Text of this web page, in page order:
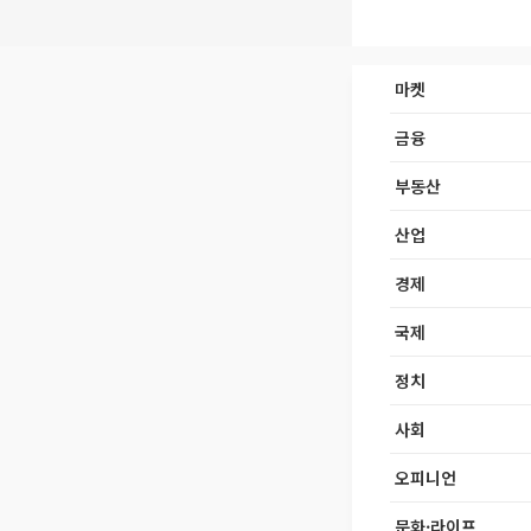
마켓
금융
부동산
산업
경제
국제
정치
사회
오피니언
문화·라이프